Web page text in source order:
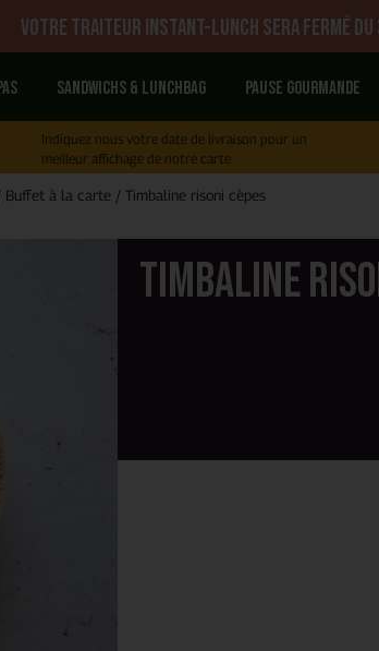
Votre traiteur Instant-Lunch sera fermé du 3
Sandwichs & Lunchbag Pause gourmande
Indiquez nous votre date de livraison pour un
meilleur affichage de notre carte
Buffet à la carte / Timbaline risoni cèpes
Timbaline